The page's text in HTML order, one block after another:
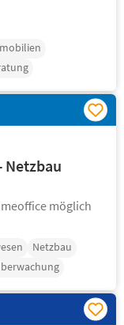
Netzbau
möglich
Netzbau